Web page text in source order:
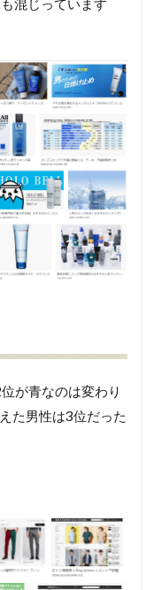
混じっています
が青なのは変わり
た男性は3位だった